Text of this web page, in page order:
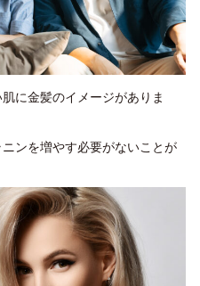
に金髪のイメージがありま
ニンを増やす必要がないことが